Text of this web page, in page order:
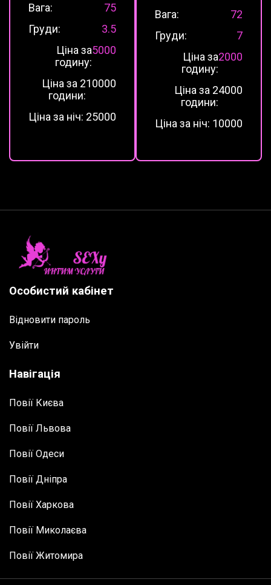
Вага:
75
Груди:
3.5
Ціна за
годину:
5000
Ціна за 2
години:
10000
Ціна за ніч: 25000
Вага:
72
Груди:
7
Ціна за
годину:
2000
Ціна за 2
години:
4000
Ціна за ніч: 10000
Особистий кабінет
Відновити пароль
Увійти
Навігація
Повії Києва
Повії Львова
Повії Одеси
Повії Дніпра
Повії Харкова
Повії Миколаєва
Повії Житомира